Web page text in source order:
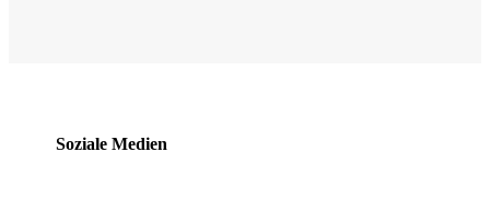
Soziale Medien